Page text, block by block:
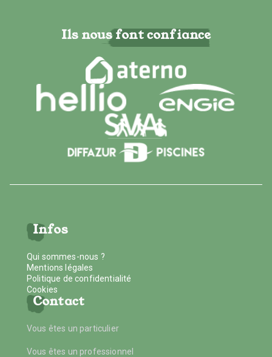
Ils nous font confiance
Infos
Qui sommes-nous ?
Mentions légales
Politique de confidentialité
Cookies
Contact
Vous êtes un particulier
Vous êtes un professionnel